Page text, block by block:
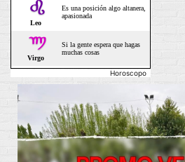
Horoscopo